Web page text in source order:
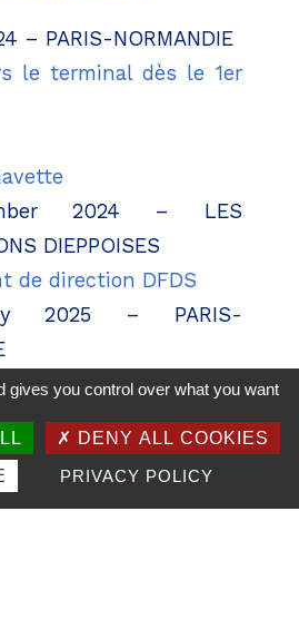
– PARIS-NORMANDIE
le terminal dès le 1er
2024 – LES
DIEPPOISES
de direction DFDS
2025 – PARIS-
Philippe Deiss,
Ports de Normandie
gives you control over what you want
DENY ALL COOKIES
PRIVACY POLICY